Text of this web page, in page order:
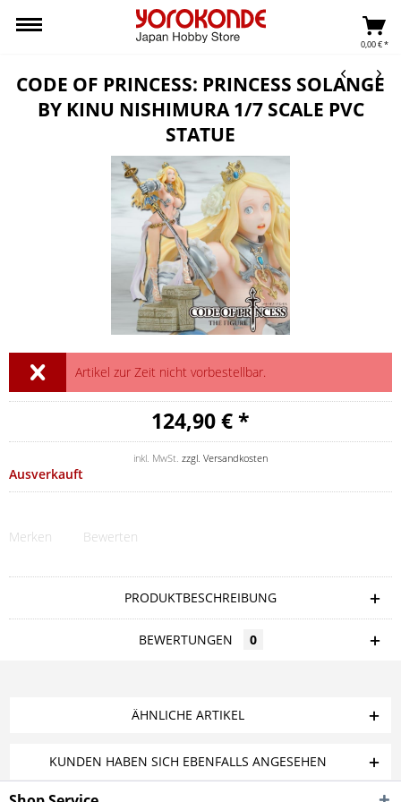
0,00 € *
CODE OF PRINCESS: PRINCESS SOLANGE
BY KINU NISHIMURA 1/7 SCALE PVC
STATUE
Artikel zur Zeit nicht vorbestellbar.
124,90 € *
inkl. MwSt. zzgl. Versandkosten
Ausverkauft
Merken Bewerten
PRODUKTBESCHREIBUNG
BEWERTUNGEN 0
ÄHNLICHE ARTIKEL
KUNDEN HABEN SICH EBENFALLS ANGESEHEN